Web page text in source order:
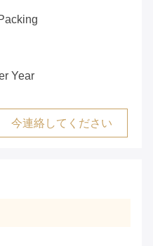
Year
今連絡してください